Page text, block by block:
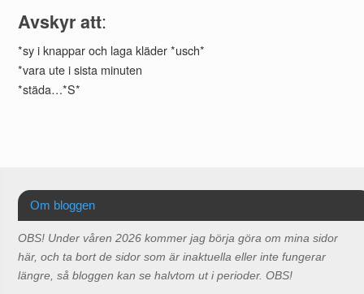
Avskyr att:
*sy i knappar och laga kläder *usch*
*vara ute i sista minuten
*städa…*S*
Om bloggen
OBS! Under våren 2026 kommer jag börja göra om mina sidor
här, och ta bort de sidor som är inaktuella eller inte fungerar
längre, så bloggen kan se halvtom ut i perioder. OBS!